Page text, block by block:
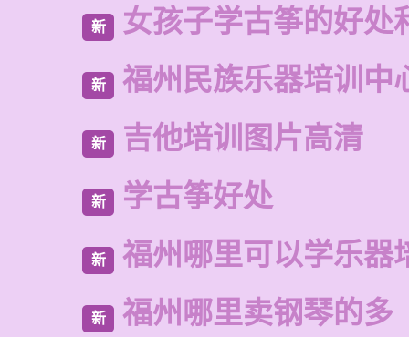
新 女孩子学古筝的好处
新 福州民族乐器培训中
新 吉他培训图片高清
新 学古筝好处
新 福州哪里可以学乐器
新 福州哪里卖钢琴的多